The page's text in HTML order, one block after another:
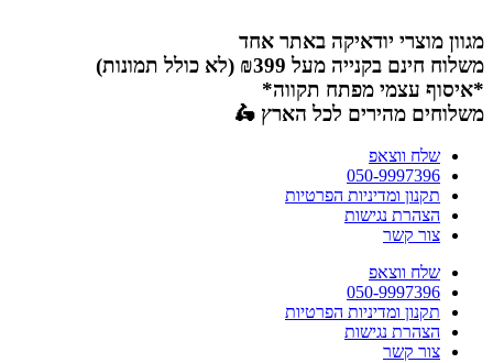
לתוכן
מגוון מוצרי יודאיקה באתר אחד
משלוח חינם בקנייה מעל ₪399 (לא כולל תמונות)
*איסוף עצמי מפתח תקווה*
משלוחים מהירים לכל הארץ 🛵
שלח ווצאפ
050-9997396
תקנון ומדיניות הפרטיות
הצהרת נגישות
צור קשר
שלח ווצאפ
050-9997396
תקנון ומדיניות הפרטיות
הצהרת נגישות
צור קשר